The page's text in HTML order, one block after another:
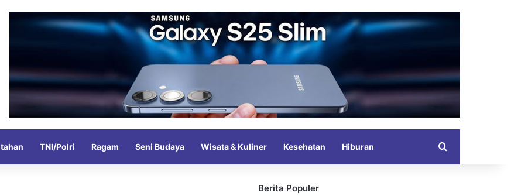
TNI/Polri Ragam Seni Budaya Wisata & Kuliner Kesehatan Hiburan
Berita Populer